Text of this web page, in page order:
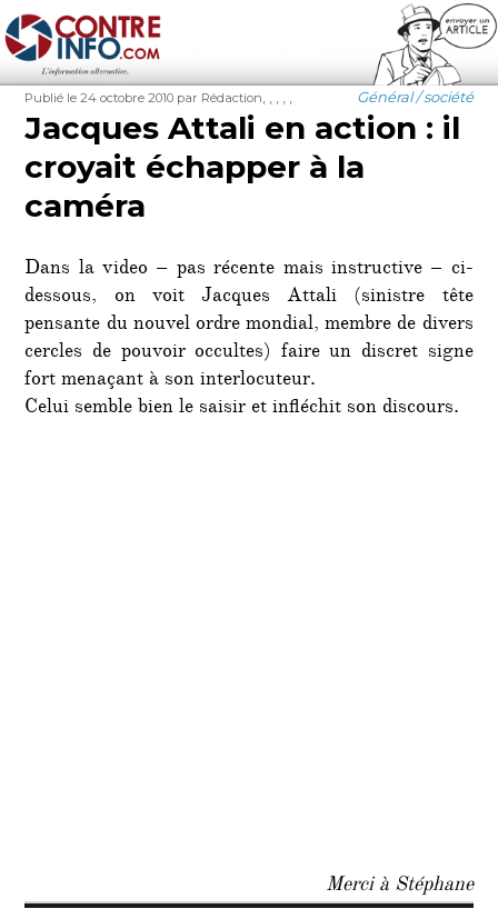
Contre-Info
Publié
le
Publié le 24 octobre 2010 Auteur
par Rédaction Catégories
Général / société
Jacques Attali en action : il
croyait échapper à la
caméra
Dans la video – pas récente mais instructive – ci-
dessous, on voit Jacques Attali (sinistre tête
pensante du nouvel ordre mondial, membre de divers
cercles de pouvoir occultes) faire un discret signe
fort menaçant à son interlocuteur.
Celui semble bien le saisir et infléchit son discours.
Merci à Stéphane